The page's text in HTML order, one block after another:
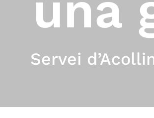
Servei